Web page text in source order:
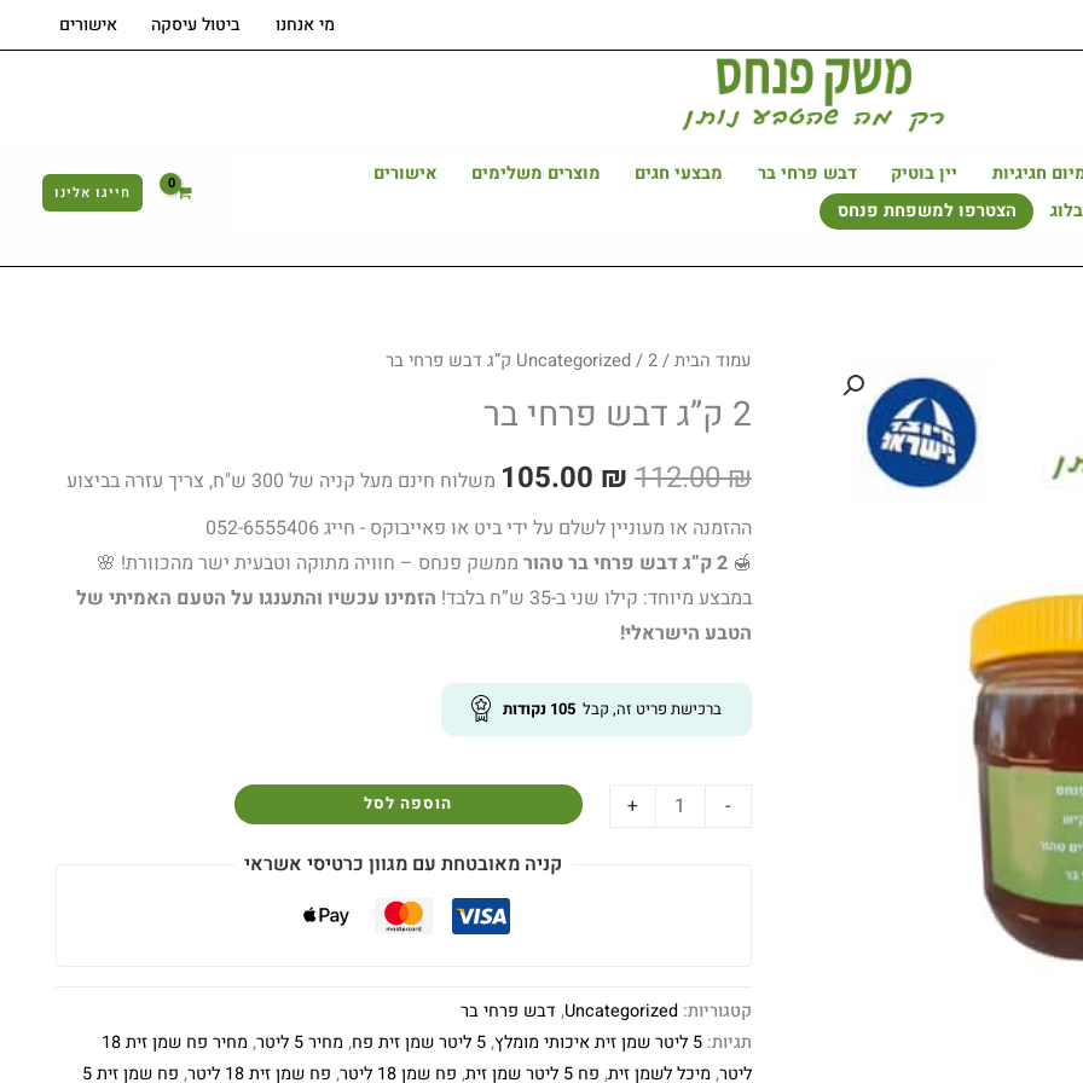
מי אנחנו ביטול עיסקה אישורים
חגיגיות יין בוטיק דבש פרחי בר מבצעי חגים מוצרים משלימים
אישורים
הצטרפו למשפחת פנחס
חייגו אלינו
עמוד הבית/
Uncategorized/ 2 ק”ג דבש פרחי בר
2 ק”ג דבש פרחי בר
112.00₪
המחיר
המקורי
היה:
112.00 ₪.
105.00 ₪
המחיר
הנוכחי
הוא:
105.00 ₪.
משלוח חינם מעל קניה של 300 ש"ח, צריך עזרה בביצוע
ההזמנה או מעוניין לשלם על ידי ביט או פאייבוקס - חייג 052-6555406
🍯2 ק”ג דבש פרחי בר טהור
ממשק פנחס – חוויה מתוקה וטבעית ישר מהכוורת! 🌸
במבצע מיוחד: קילו שני ב-35 ש”ח בלבד!
הזמינו עכשיו והתענגו על הטעם האמיתי של
הטבע הישראלי!
ברכישת פריט זה, קבל105 נקודות
-
+ הוספה לסל
קניה מאובטחת עם מגוון כרטיסי אשראי
קטגוריות:Uncategorized
, דבש פרחי בר
תגיות:5 ליטר שמן זית איכותי מומלץ ,5 ליטר שמן זית פח , מחיר 5 ליטר ,
מחיר פח שמן זית 18
ליטר, מיכל לשמן זית, פח 5 ליטר שמן זית , פח שמן 18 ליטר , פח שמן זית 18 ליטר , פח שמן זית 5